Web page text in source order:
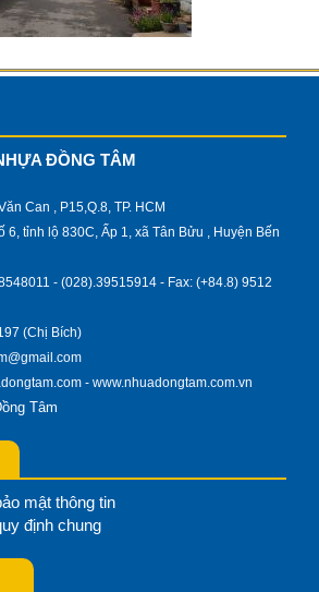
ĐỒNG TÂM
Can , P15,Q.8, TP. HCM
6, tỉnh lộ 830C, Ấp 1, xã Tân Bửu , Huyện Bến
- (028).39515914 - Fax: (+84.8) 9512
(Chị Bích)
-www.nhuadongtam.com.vn
Tâm
mật thông tin
định chung